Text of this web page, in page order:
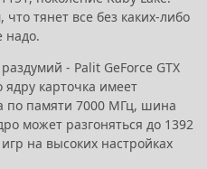
тянет все без каких-либо
надо.
- Palit GeForce GTX
карточка имеет
по памяти 7000 МГц, шина
может разгоняться до 1392
на высоких настройках